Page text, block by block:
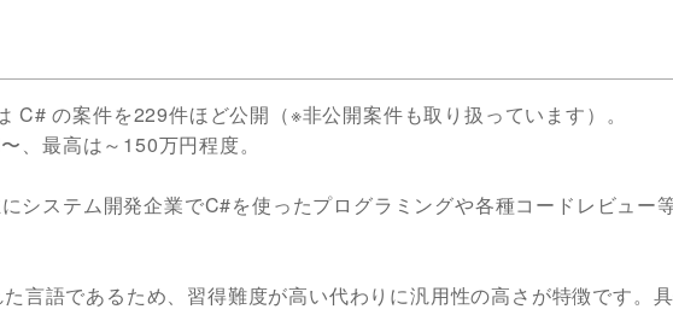
C# の案件を229件ほど公開（※非公開案件も取り扱っています）。
、最高は～150万円程度。
システム開発企業でC#を使ったプログラミングや各種コードレビュー
言語であるため、習得難度が高い代わりに汎用性の高さが特徴です。